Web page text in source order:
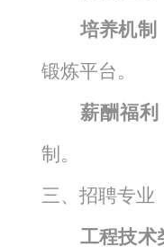
培养机制
锻炼平台。
薪酬福利
制。
三、招聘专业
工程技术